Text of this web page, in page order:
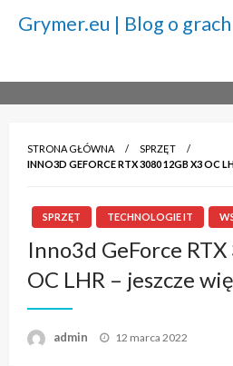
Grymer.eu | Blog o grach
STRONA GŁÓWNA
SPRZĘT
INNO3D GEFORCE RTX 3080 12GB X3 OC
SPRZĘT TECHNOLOGIE IT
Inno3d GeForce
OC LHR – jeszcze
admin Napisano
12 marca 2022